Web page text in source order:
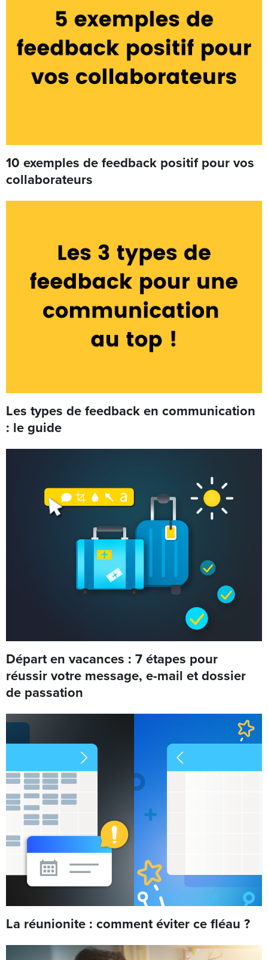
10 exemples de feedback positif pour vos
collaborateurs
Les types de feedback en communication
: le guide
Départ en vacances : 7 étapes pour
réussir votre message, e-mail et dossier
de passation
La réunionite : comment éviter ce fléau ?